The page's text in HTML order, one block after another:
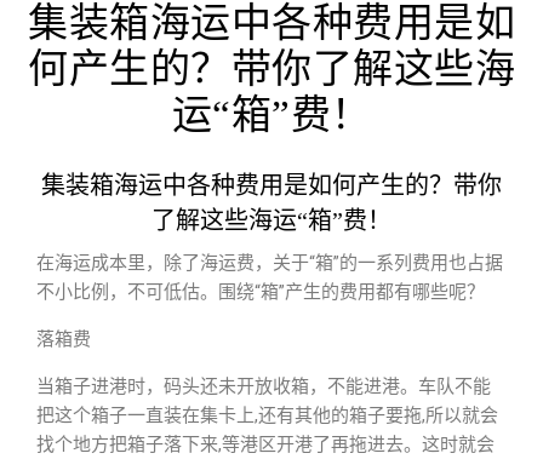
集装箱海运中各种费用是如
何产生的？带你了解这些海
运“箱”费！
集装箱海运中各种费用是如何产生的？带你
了解这些海运“箱”费！
在海运成本里，除了海运费，关于“箱”的一系列费用也占据
不小比例，不可低估。围绕“箱”产生的费用都有哪些呢？
落箱费
当箱子进港时，码头还未开放收箱，不能进港。车队不能
把这个箱子一直装在集卡上,还有其他的箱子要拖,所以就会
找个地方把箱子落下来,等港区开港了再拖进去。这时就会